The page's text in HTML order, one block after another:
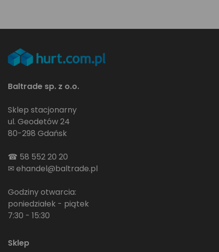
Baltrade sp. z o.o.
Sklep stacjonarny
ul. Geodetów 24
80-298 Gdańsk
☎ 58 552 20 20
✉ehandel@baltrade.pl
Godziny otwarcia:
poniedziałek - piątek
7:30 - 15:30
Sklep